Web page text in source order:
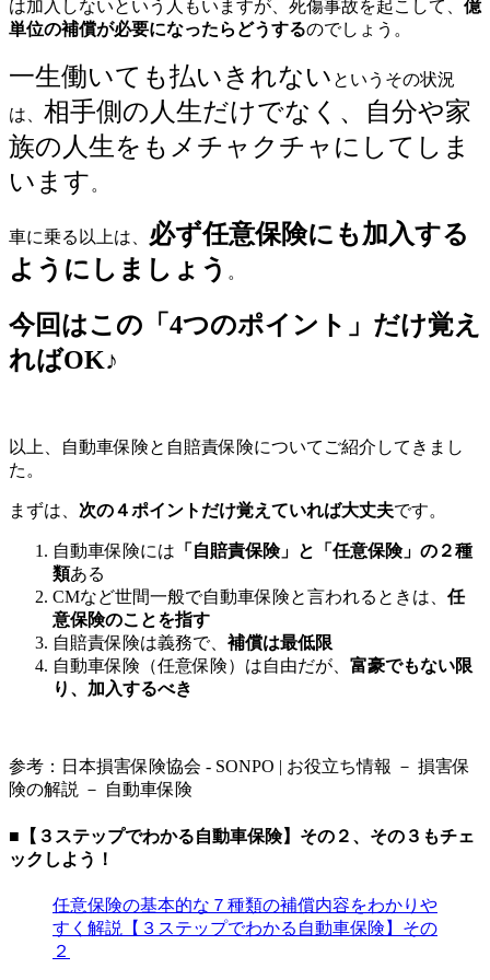
は加入しないという人もいますが、死傷事故を起こして、 億
単位の補償が必要になったらどうするのでしょう。
一生働いても払いきれない というその状況
は、 相手側の人生だけでなく、自分や家
族の人生をもメチャクチャにしてしま
います 。
車に乗る以上は、 必ず任意保険にも加入する
ようにしましょう 。
今回はこの「4つのポイント」だけ覚え
ればOK♪
以上、自動車保険と自賠責保険についてご紹介してきまし
た。
まずは、 次の４ポイントだけ覚えていれば大丈夫です。
自動車保険には 「自賠責保険」と「任意保険」の２種
類ある
CMなど世間一般で自動車保険と言われるときは、 任
意保険のことを指す
自賠責保険は義務で、 補償は最低限
自動車保険（任意保険）は自由だが、 富豪でもない限
り、加入するべき
参考：日本損害保険協会 - SONPO | お役立ち情報 － 損害保
険の解説 － 自動車保険
■【３ステップでわかる自動車保険】その２、その３もチェ
ックしよう！
任意保険の基本的な７種類の補償内容をわかりや
すく解説【３ステップでわかる自動車保険】その
２